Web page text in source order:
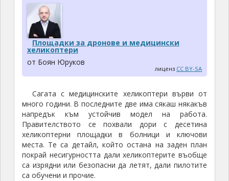
Площадки за дронове и медицински
хеликоптери
от Боян Юруков
лиценз CC BY-SA
Сагата с медицинските хеликоптери върви от
много години. В последните две има сякаш някакъв
напредък към устойчив модел на работа.
Правителството се похвали дори с десетина
хеликоптерни площадки в болници и ключови
места. Те са детайл, който остана на заден план
покрай несигурността дали хеликоптерите въобще
са изрядни или безопасни да летят, дали пилотите
са обучени и прочие.